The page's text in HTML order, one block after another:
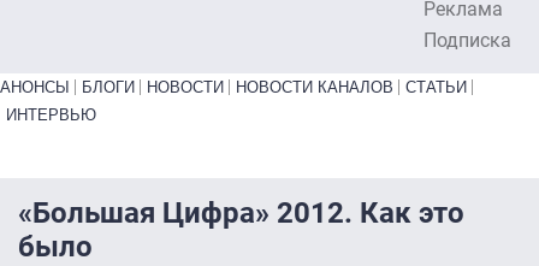
Реклама
Подписка
Primary links bottom
АНОНСЫ БЛОГИ НОВОСТИ НОВОСТИ КАНАЛОВ
СТАТЬИ
ИНТЕРВЬЮ
«Большая Цифра» 2012. Как это
было